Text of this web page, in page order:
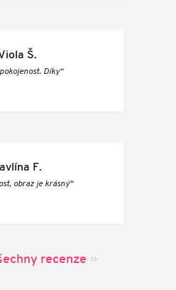
Š.
Díky“
F.
obraz je krásný“
recenze